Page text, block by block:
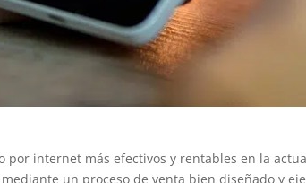
por internet más efectivos y rentables en la
un proceso de venta bien diseñado y